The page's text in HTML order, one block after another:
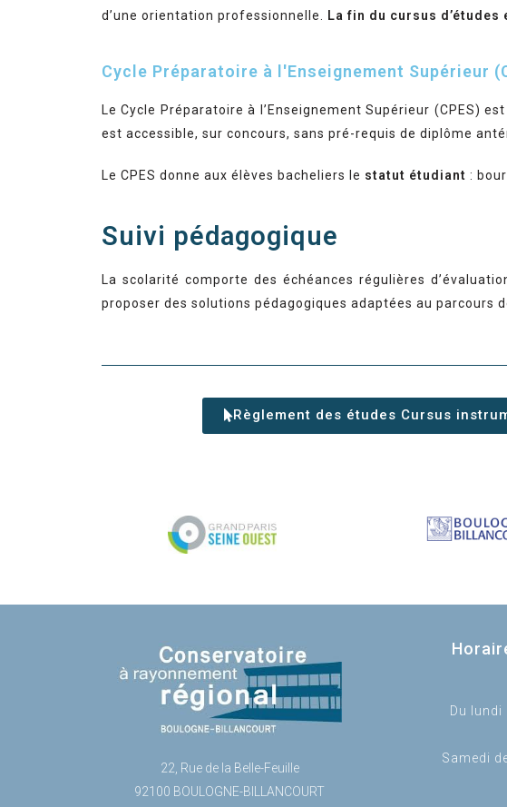
d’une orientation professionnelle.
La fin du cursus
Cycle Préparatoire à l'Enseignement Supérieur
Le Cycle Préparatoire à l’Enseignement Supérieur (CPES) est
est accessible, sur concours, sans pré-requis de diplôme
Le CPES donne aux élèves bacheliers le statut étudiant :
Suivi pédagogique
La scolarité comporte des échéances régulières
proposer des solutions pédagogiques adaptées au parcours
Règlement des études Cursus
22, Rue de la Belle-Feuille
92100 BOULOGNE-BILLANCOURT
Du
Samedi